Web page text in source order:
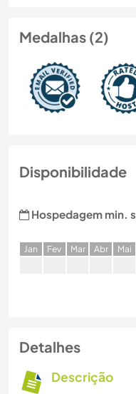
Medalhas (2)
Disponibilidade
Hospedagem min.
Jan Fev Mar Abr Mai
Detalhes
Descrição